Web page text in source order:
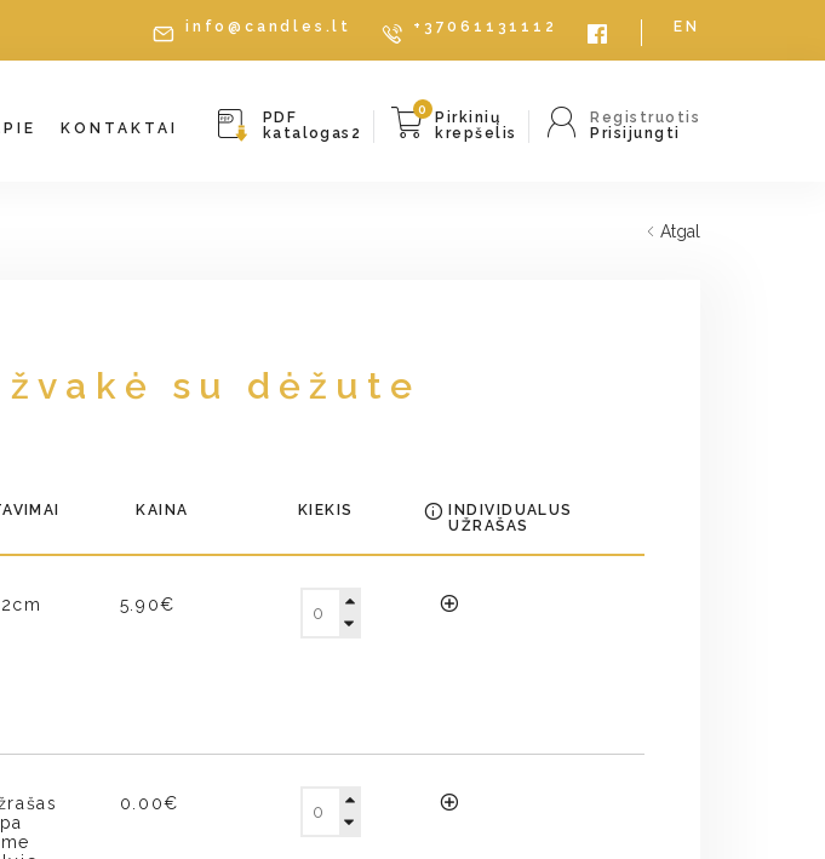
info@candles.lt +37061131112 EN
PDF
katalogas2
0
Pirkinių
krepšelis
Registruotis
Prisijungti
KONTAKTAI
Atgal
su dėžute
KAINA KIEKIS
INDIVIDUALUS
UŽRAŠAS
5.90€
0.00€